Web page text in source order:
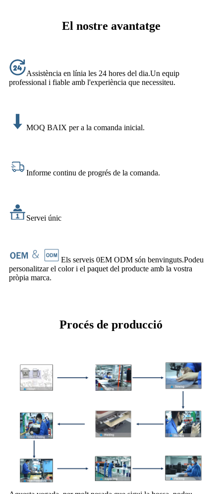
El nostre avantatge
Assistència en línia les 24 hores del dia.Un equip
professional i fiable amb l'experiència que necessiteu.
MOQ BAIX per a la comanda inicial.
Informe continu de progrés de la comanda.
Servei únic
Els serveis 0EM ODM són benvinguts.Podeu
personalitzar el color i el paquet del producte amb la vostra
pròpia marca.
Procés de producció